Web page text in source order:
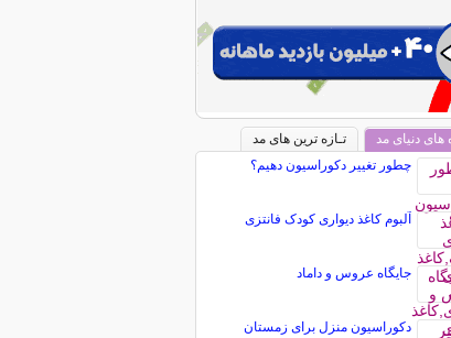
های دنیای مد
تـازه ترین های مد
چطور تغییر دکوراسیون دهیم؟
آلبوم کاغذ دیواری کودک فانتزی
جایگاه عروس و داماد
دکوراسیون منزل برای زمستان